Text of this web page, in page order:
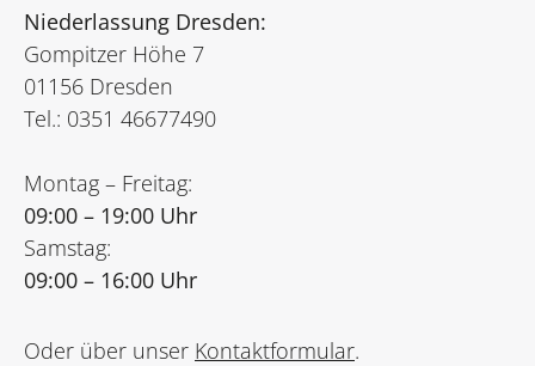
Niederlassung Dresden:
Gompitzer Höhe 7
01156 Dresden
Tel.: 0351 46677490
Montag – Freitag:
09:00 – 19:00 Uhr
Samstag:
09:00 – 16:00 Uhr
Oder über unser Kontaktformular.